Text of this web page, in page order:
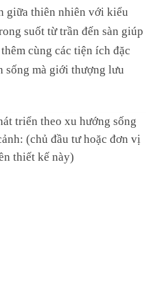
giữa thiên nhiên với kiểu
suốt từ trần đến sàn giúp
cùng các tiện ích đặc
sống mà giới thượng lưu